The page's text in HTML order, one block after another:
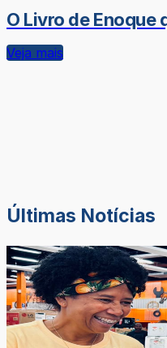
O Livro de Enoque
Veja mais
Últimas Notícias